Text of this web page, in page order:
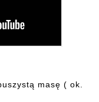
masę ( ok.